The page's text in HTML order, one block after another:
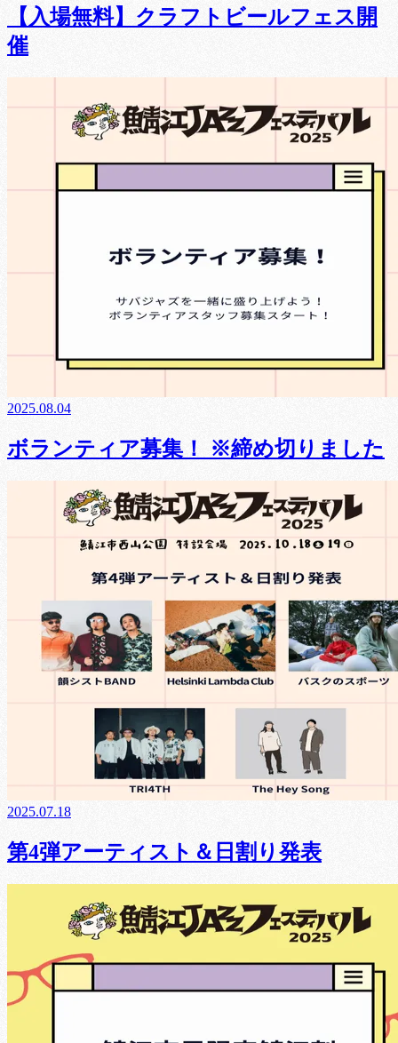
【入場無料】クラフトビールフェス開
催
2025.08.04
ボランティア募集！ ※締め切りました
2025.07.18
第4弾アーティスト＆日割り発表